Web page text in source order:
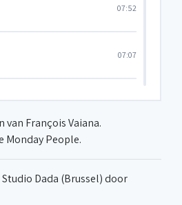
07:52
07:07
03:57
François Vaiana.
Monday People.
Dada (Brussel) door